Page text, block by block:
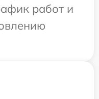
работ и